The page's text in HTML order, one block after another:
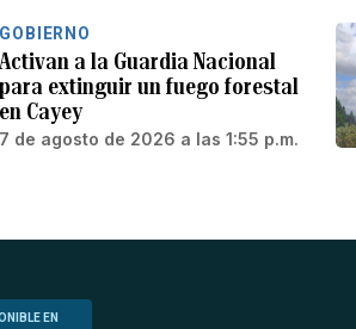
GOBIERNO
Activan a la Guardia Nacional
para extinguir un fuego forestal
en Cayey
7 de agosto de 2026 a las 1:55 p.m.
EN